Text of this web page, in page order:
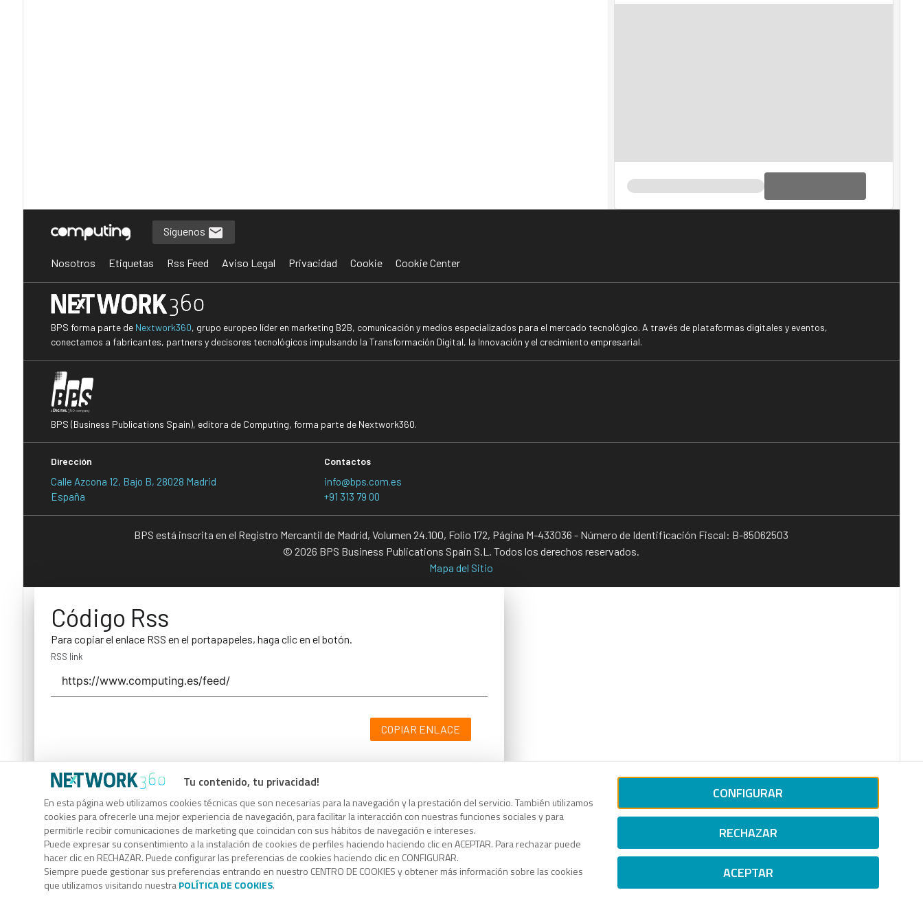
Tu contenido, tu privacidad!
En esta página web utilizamos cookies técnicas que son necesarias para la navegación y la prestación del servicio. También utilizamos
cookies para ofrecerle una mejor experiencia de navegación, para facilitar la interacción con nuestras funciones sociales y para
permitirle recibir comunicaciones de marketing que coincidan con sus hábitos de navegación e intereses.
Puede expresar su consentimiento a la instalación de cookies de perfiles haciendo haciendo clic en ACEPTAR. Para rechazar puede
hacer clic en RECHAZAR. Puede configurar las preferencias de cookies haciendo clic en CONFIGURAR.
Siempre puede gestionar sus preferencias entrando en nuestro CENTRO DE COOKIES y obtener más información sobre las cookies
que utilizamos visitando nuestraPOLÍTICA DE COOKIES.
CONFIGURAR
RECHAZAR
ACEPTAR
Síguenos
Nosotros Etiquetas Rss Feed Aviso Legal Privacidad Cookie Cookie Center
BPS forma parte de Nextwork360, grupo europeo líder en marketing B2B, comunicación y medios especializados para el mercado tecnológico. A través de plataformas digitales y eventos,
conectamos a fabricantes, partners y decisores tecnológicos impulsando la Transformación Digital, la Innovación y el crecimiento empresarial.
BPS (Business Publications Spain), editora de Computing, forma parte de Nextwork360.
Dirección
Calle Azcona 12, Bajo B, 28028 Madrid
España
Contactos
info@bps.com.es
+91 313 79 00
BPS está inscrita en el Registro Mercantil de Madrid, Volumen 24.100, Folio 172, Página M-433036 - Número de Identificación Fiscal: B-85062503
© 2026 BPS Business Publications Spain S.L. Todos los derechos reservados.
Mapa del Sitio
Código Rss
Para copiar el enlace RSS en el portapapeles, haga clic en el botón.
RSS link
COPIAR ENLACE
Código Rss
Para copiar el enlace RSS en el portapapeles, haga clic en el botón.
RSS link